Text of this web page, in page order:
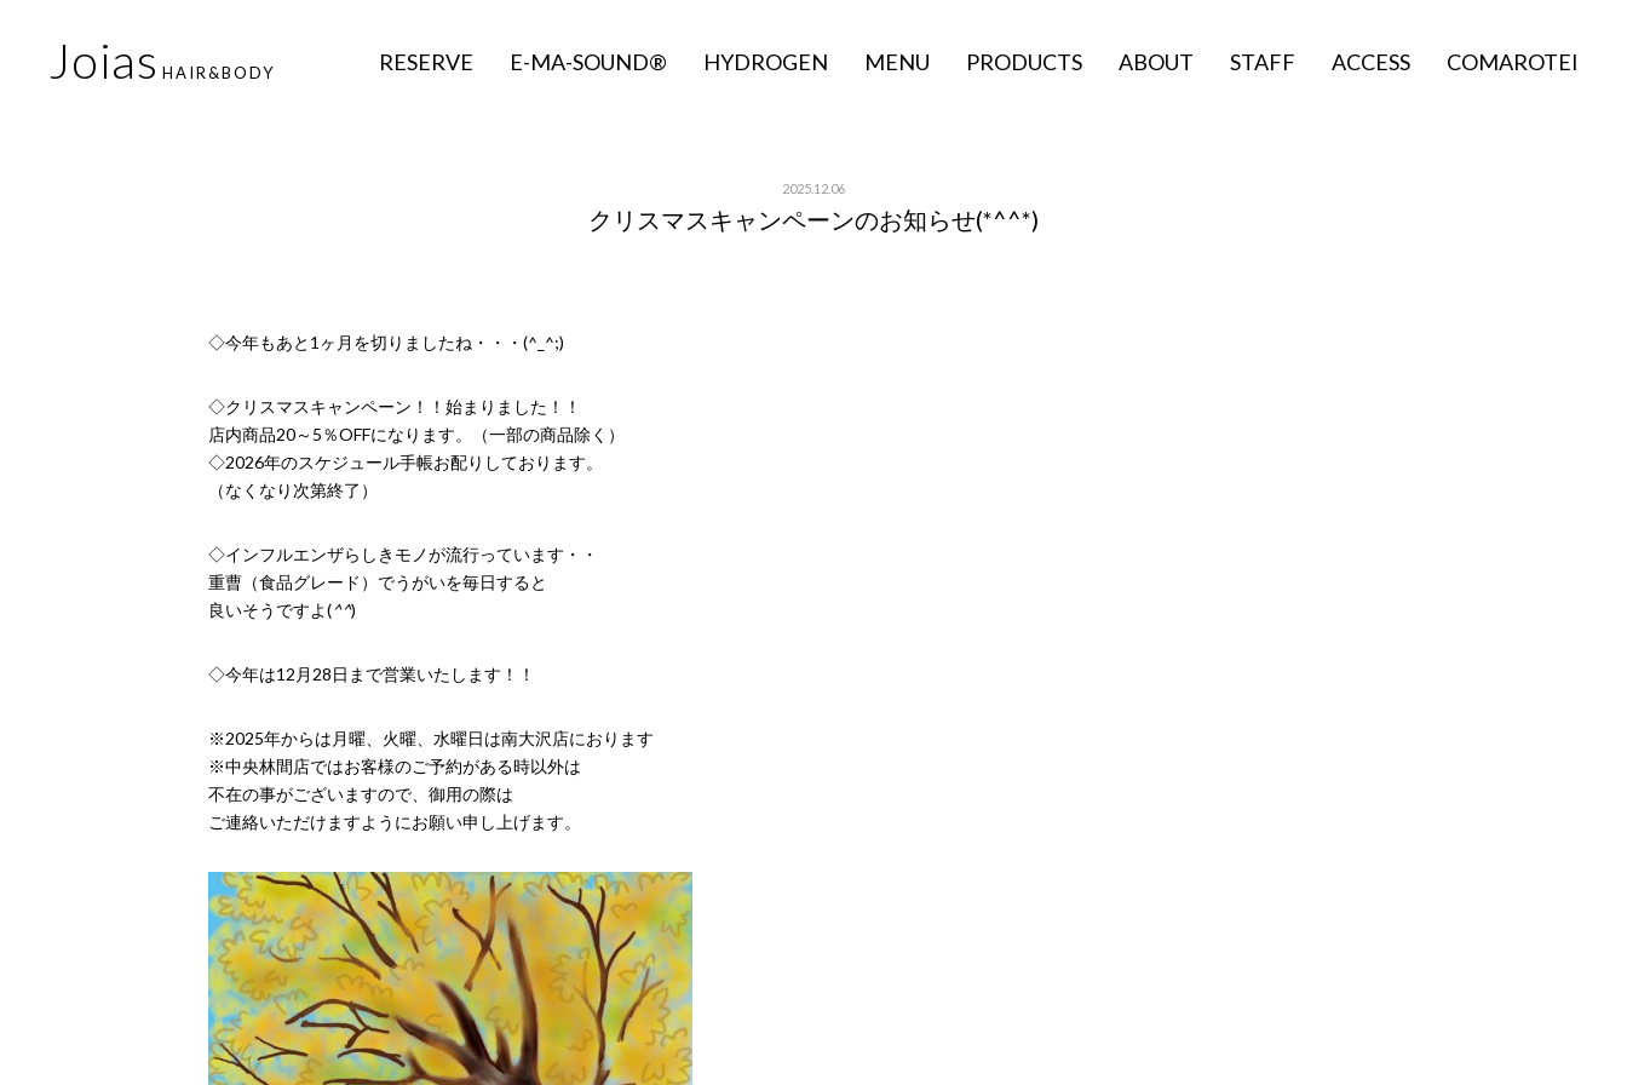
Joias HAIR&BODY RESERVE E-MA-SOUND® HYDROGEN MENU PRODUCTS ABOUT STAFF ACCESS COMAROTEI
2025.12.06
クリスマスキャンペーンのお知らせ(*^^*)
◇今年もあと1ヶ月を切りましたね・・・(^_^;)
◇クリスマスキャンペーン！！始まりました！！
店内商品20～5％OFFになります。（一部の商品除く）
◇2026年のスケジュール手帳お配りしております。
（なくなり次第終了）
◇インフルエンザらしきモノが流行っています・・
重曹（食品グレード）でうがいを毎日すると
良いそうですよ(^^)
◇今年は12月28日まで営業いたします！！
※2025年からは月曜、火曜、水曜日は南大沢店におります
※中央林間店ではお客様のご予約がある時以外は
不在の事がございますので、御用の際は
ご連絡いただけますようにお願い申し上げます。